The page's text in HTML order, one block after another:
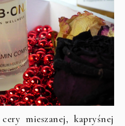
mieszanej, kapryśnej